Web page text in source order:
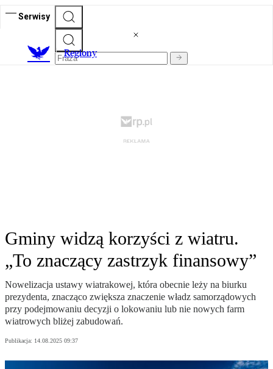
Serwisy
Regiony
Gminy widzą korzyści z wiatru.
„To znaczący zastrzyk finansowy”
Nowelizacja ustawy wiatrakowej, która obecnie leży na biurku
prezydenta, znacząco zwiększa znaczenie władz samorządowych
przy podejmowaniu decyzji o lokowaniu lub nie nowych farm
wiatrowych bliżej zabudowań.
Publikacja: 14.08.2025 09:37